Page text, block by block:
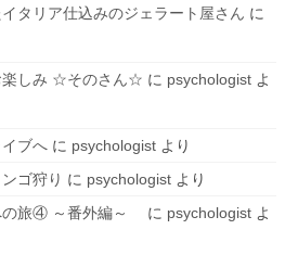
タリア仕込みのジェラート屋さん に
楽しみ ☆そのさん☆ に psychologist よ
ブへ に psychologist より
ゴ狩り に psychologist より
の旅④ ～番外編～
に psychologist よ